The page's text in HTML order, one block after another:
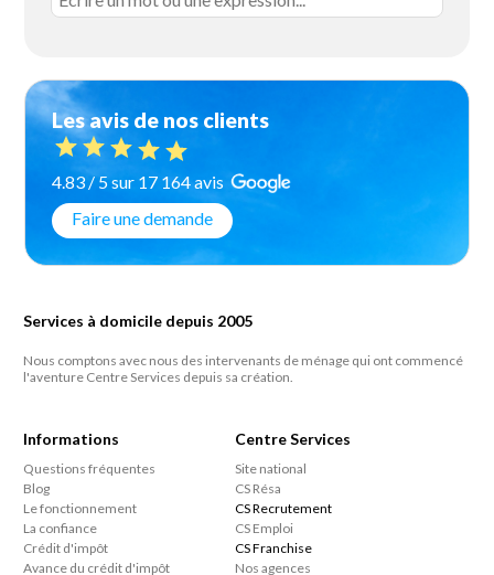
Les avis de nos clients
4.83 / 5 sur 17 164 avis
Faire une demande
Services à domicile depuis 2005
Nous comptons avec nous des intervenants de ménage qui ont commencé
l'aventure Centre Services depuis sa création.
Informations
Questions fréquentes
Blog
Le fonctionnement
La confiance
Crédit d'impôt
Avance du crédit d'impôt
Centre Services
Site national
CS Résa
CS Recrutement
CS Emploi
CS Franchise
Nos agences